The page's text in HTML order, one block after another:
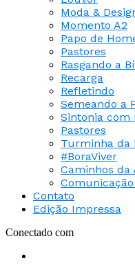
Moda &
Momento A2
Papo de
Pastores
Rasgando a
Recarga
Refletindo
Semeando a
Sintonia com
Pastores
Turminha da
#BoraViver
Caminhos da
Contato
Edição Impressa
Conectado com